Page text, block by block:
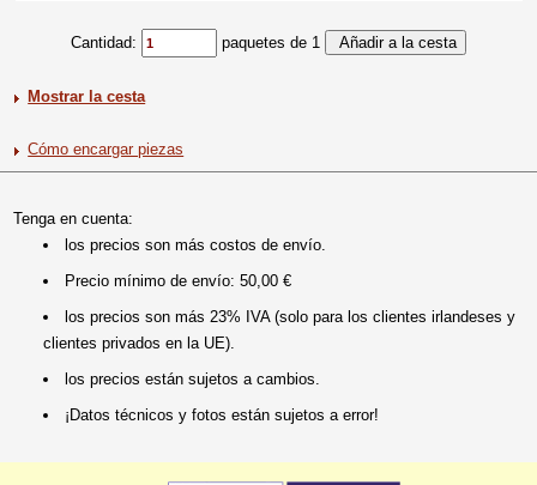
Cantidad: paquetes de 1
Mostrar la cesta
Cómo encargar piezas
Tenga en cuenta:
los precios son más costos de envío.
Precio mínimo de envío: 50,00 €
los precios son más 23% IVA (solo para los clientes irlandeses y
clientes privados en la UE).
los precios están sujetos a cambios.
¡Datos técnicos y fotos están sujetos a error!